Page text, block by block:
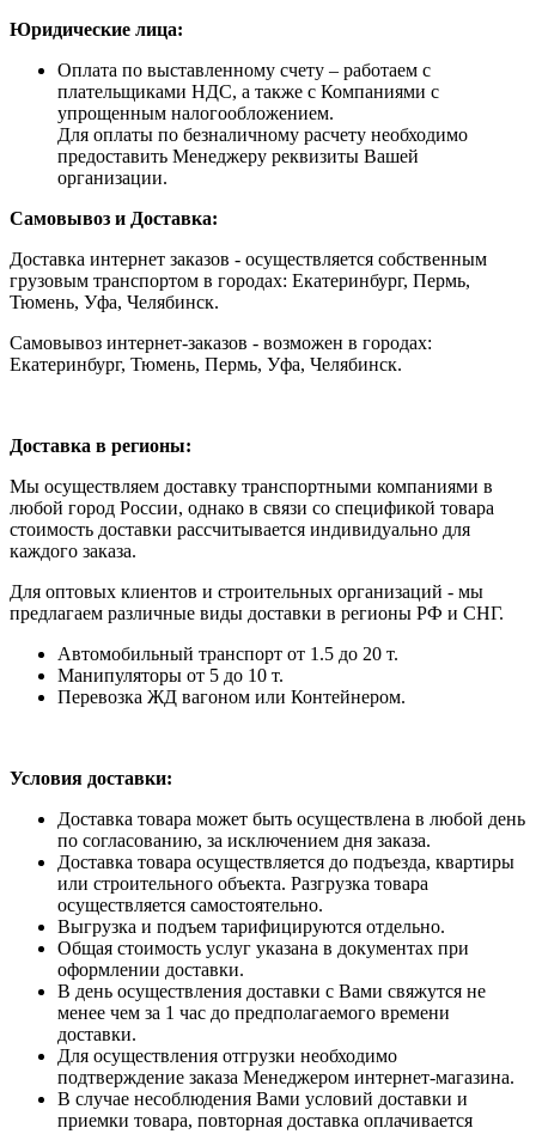
Юридические лица:
Оплата по выставленному счету – работаем с
плательщиками НДС, а также с Компаниями с
упрощенным налогообложением.
Для оплаты по безналичному расчету необходимо
предоставить Менеджеру реквизиты Вашей
организации.
Самовывоз и Доставка:
Доставка интернет заказов - осуществляется собственным
грузовым транспортом в городах: Екатеринбург, Пермь,
Тюмень, Уфа, Челябинск.
Самовывоз интернет-заказов - возможен в городах:
Екатеринбург, Тюмень, Пермь, Уфа, Челябинск.
Доставка в регионы:
Мы осуществляем доставку транспортными компаниями в
любой город России, однако в связи со спецификой товара
стоимость доставки рассчитывается индивидуально для
каждого заказа.
Для оптовых клиентов и строительных организаций - мы
предлагаем различные виды доставки в регионы РФ и СНГ.
Автомобильный транспорт от 1.5 до 20 т.
Манипуляторы от 5 до 10 т.
Перевозка ЖД вагоном или Контейнером.
Условия доставки:
Доставка товара может быть осуществлена в любой день
по согласованию, за исключением дня заказа.
Доставка товара осуществляется до подъезда, квартиры
или строительного объекта. Разгрузка товара
осуществляется самостоятельно.
Выгрузка и подъем тарифицируются отдельно.
Общая стоимость услуг указана в документах при
оформлении доставки.
В день осуществления доставки с Вами свяжутся не
менее чем за 1 час до предполагаемого времени
доставки.
Для осуществления отгрузки необходимо
подтверждение заказа Менеджером интернет-магазина.
В случае несоблюдения Вами условий доставки и
приемки товара, повторная доставка оплачивается